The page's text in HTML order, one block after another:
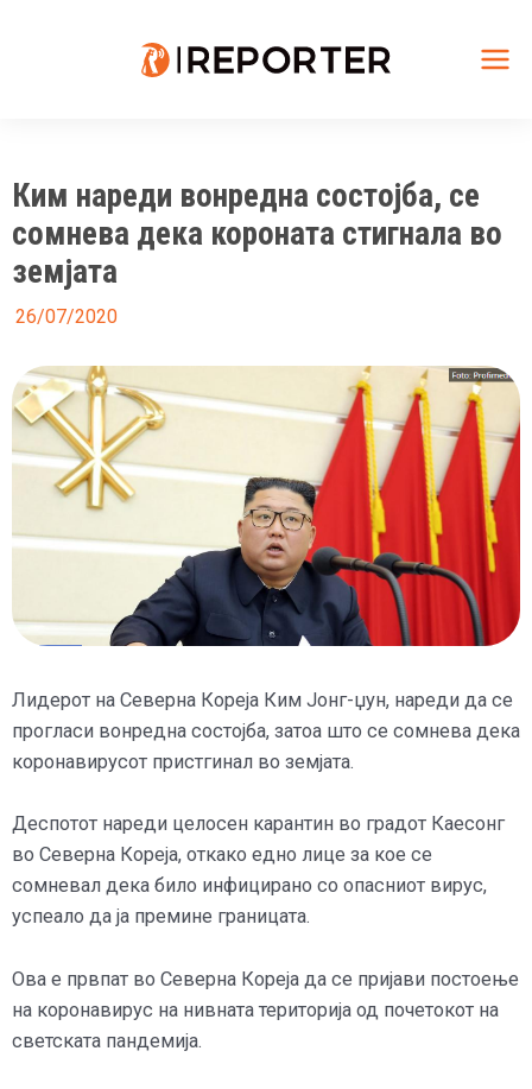
Ким нареди вонредна состојба, се
сомнева дека короната стигнала во
земјата
26/07/2020
Лидерот на Северна Кореја Ким Јонг-џун, нареди да се
прогласи вонредна состојба, затоа што се сомнева дека
коронавирусот пристгинал во земјата.
Деспотот нареди целосен карантин во градот Каесонг
во Северна Кореја, откако едно лице за кое се
сомневал дека било инфицирано со опасниот вирус,
успеало да ја премине границата.
Ова е првпат во Северна Кореја да се пријави постоење
на коронавирус на нивната територија од почетокот на
светската пандемија.